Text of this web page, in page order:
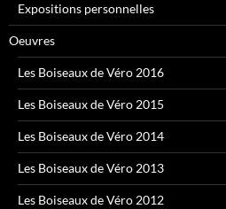
Expositions personnelles
Oeuvres
Les Boiseaux de Véro 2016
Les Boiseaux de Véro 2015
Les Boiseaux de Véro 2014
Les Boiseaux de Véro 2013
Les Boiseaux de Véro 2012